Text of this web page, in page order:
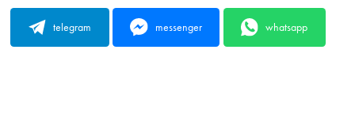
telegram messenger whatsapp